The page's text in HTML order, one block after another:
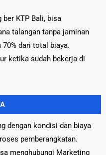
ber KTP Bali, bisa
talangan tanpa jaminan
dari total biaya.
ketika sudah bekerja di
dengan kondisi dan biaya
pemberangkatan.
menghubungi Marketing